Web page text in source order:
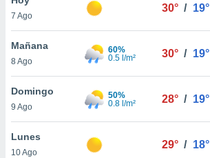
en
más
nuestra
de
7 Ago
30° / 19°
Mañana
8 Ago
60%
0.5 l/m²
30° / 19°
Domingo
9 Ago
50%
0.8 l/m²
28° / 19°
Lunes
10 Ago
29° / 18°